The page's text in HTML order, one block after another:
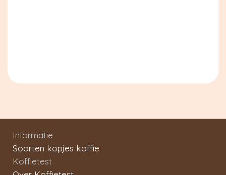
Informatie
Soorten kopjes koffie
Koffietest